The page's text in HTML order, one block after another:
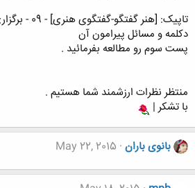
تاپیک: [هنر
دکلمه و مسائل پیرامون آن
پست سوم رو مطالعه بفرمائید .
منتظر نظرات ارزشمند شما هستیم .
با تشکر |
بانوی باران May 22, 2015